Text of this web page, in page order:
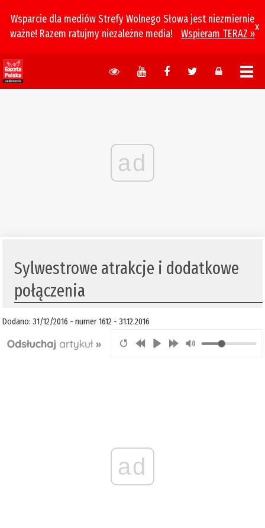
Wsparcie dla mediów Strefy Wolnego Słowa jest niezmiernie
ważne! Razem ratujmy niezależne media!
Wspieram TERAZ »
x
ad
​Sylwestrowe atrakcje i dodatkowe
połączenia
Dodano: 31/12/2016 - numer 1612 - 31.12.2016
ad